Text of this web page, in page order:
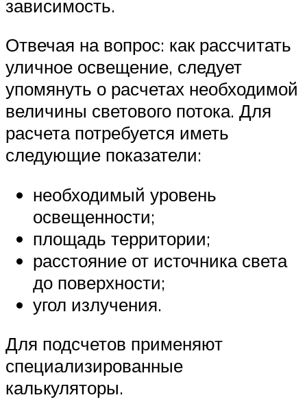
зависимость.
Отвечая на вопрос: как рассчитать
уличное освещение, следует
упомянуть о расчетах необходимой
величины светового потока. Для
расчета потребуется иметь
следующие показатели:
необходимый уровень
освещенности;
площадь территории;
расстояние от источника света
до поверхности;
угол излучения.
Для подсчетов применяют
специализированные
калькуляторы.